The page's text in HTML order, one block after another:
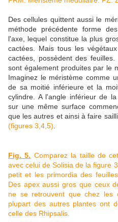
Des cellules quittent aussi le
méthode précédente forme
l'axe, lequel constitue la plus
cactées. Mais tous les
cactées, possèdent des
sont également produites par le
Imaginez le méristème comme
de sa moitié inférieure et la
cylindre. A l'angle inférieur de
sur une même surface
que les autres et ainsi à faire
(figures 3,4,5)
Fig. 5. Comparez la taille de
avec celui de Solisia de la figure
petit et les primordia des
Des apex aussi gros que ceux
ne se retrouvent que chez les
plupart des autres plantes ont
celle des Rhipsalis.